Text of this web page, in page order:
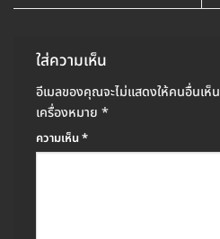
ใส่ความเห็น
อีเมลของคุณจะไม่แสดงให้คนอื่นเห็น
เครื่องหมาย *
ความเห็น*